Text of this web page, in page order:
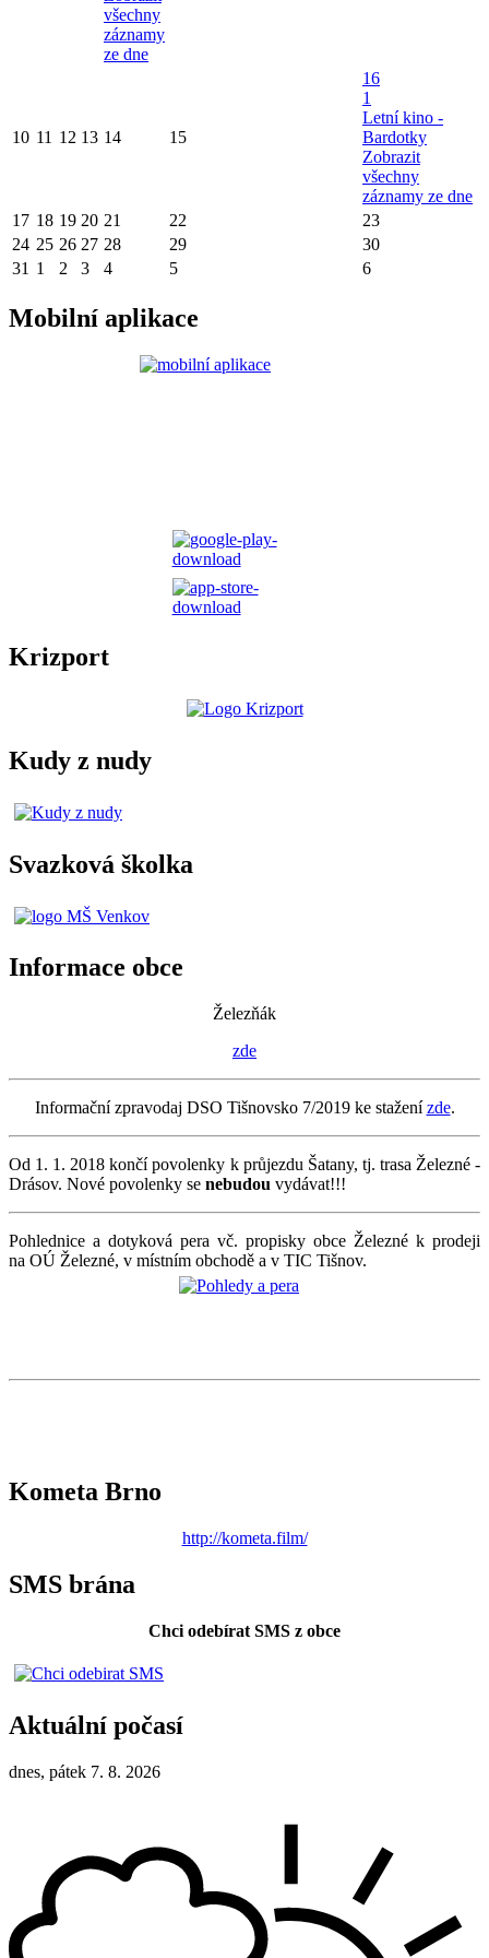
všechny
záznamy
ze dne
10 11 12 13 14 15
16
1
Letní kino -
Bardotky
Zobrazit
všechny
záznamy ze dne
17 18 19 20 21 22
23
24 25 26 27 28 29
30
31 1 2 3 4 5 6
Mobilní aplikace
Krizport
Kudy z nudy
Svazková školka
Informace obce
Železňák
zde
Informační zpravodaj DSO Tišnovsko 7/2019 ke staženízde.
Od 1. 1. 2018 končí povolenky k průjezdu Šatany, tj. trasa Železné -
Drásov. Nové povolenky se nebudou vydávat!!!
Pohlednice a dotyková pera vč. propisky obce Železné k prodeji
na OÚ Železné, v místním obchodě a v TIC Tišnov.
Kometa Brno
http://kometa.film/
SMS brána
Chci odebírat SMS z obce
Aktuální počasí
dnes, pátek 7. 8. 2026